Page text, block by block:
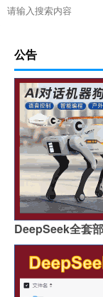
公告
DeepSeek全套